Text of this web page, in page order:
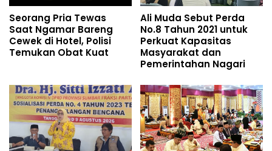
Seorang Pria Tewas
Saat Ngamar Bareng
Cewek di Hotel, Polisi
Temukan Obat Kuat
Ali Muda Sebut Perda
No.8 Tahun 2021 untuk
Perkuat Kapasitas
Masyarakat dan
Pemerintahan Nagari